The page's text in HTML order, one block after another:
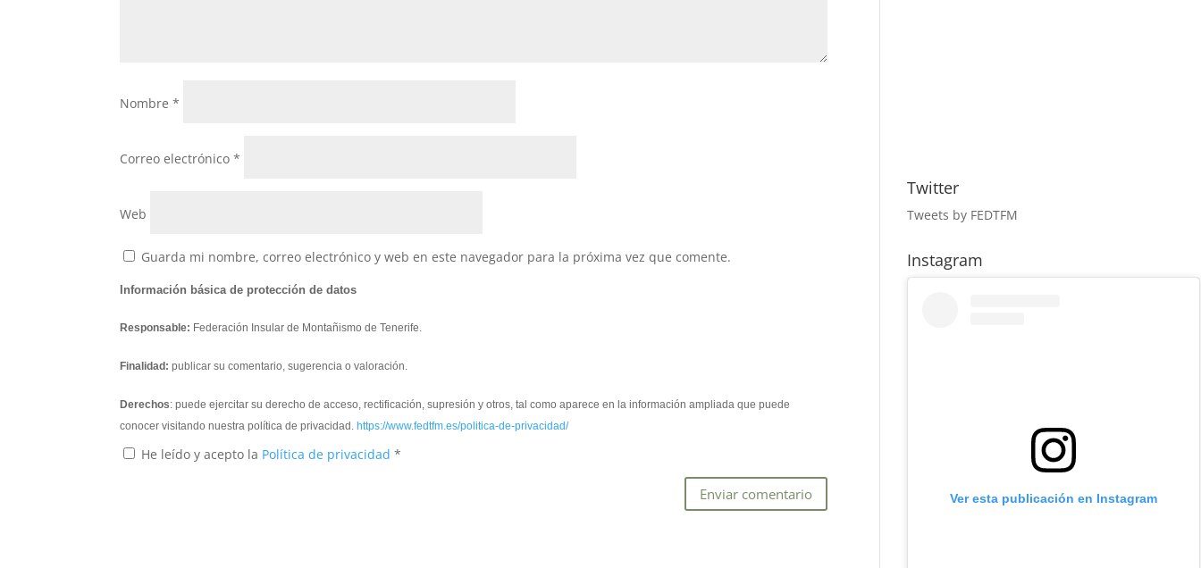
Nombre*
Correo electrónico*
Web
Guarda mi nombre, correo electrónico y web en este navegador para la próxima vez que comente.
Información básica de protección de datos
Responsable: Federación Insular de Montañismo de Tenerife.
Finalidad: publicar su comentario, sugerencia o valoración.
Derechos: puede ejercitar su derecho de acceso, rectificación, supresión y otros, tal como aparece en la información ampliada que puede
conocer visitando nuestra política de privacidad. https://www.fedtfm.es/politica-de-privacidad/
He leído y acepto la Política de privacidad*
Twitter
Tweets by FEDTFM
Instagram
Ver esta publicación en Instagram